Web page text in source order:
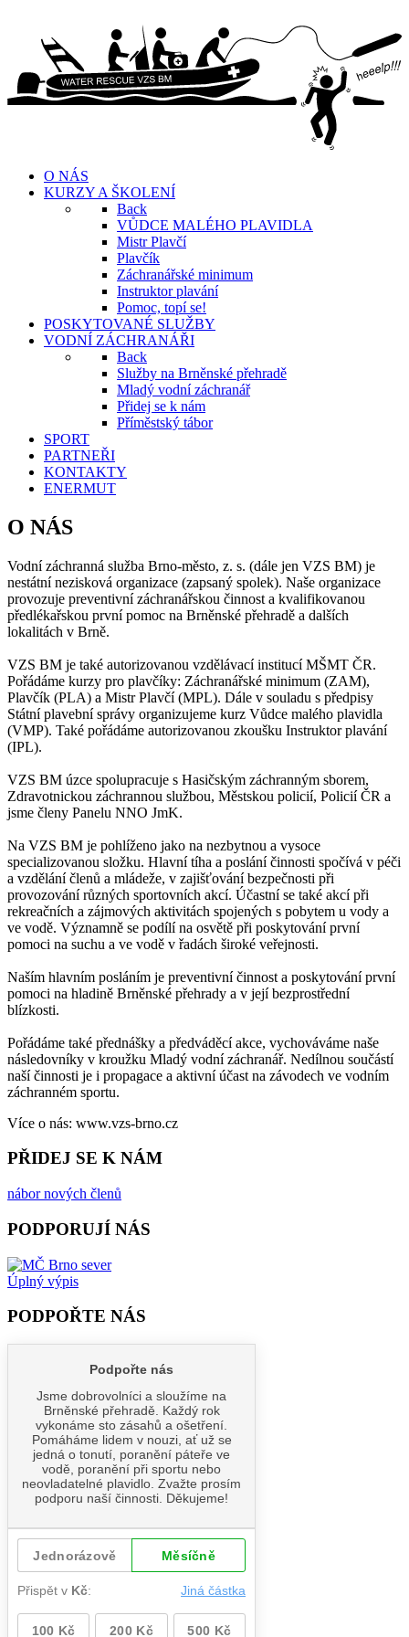
O NÁS
KURZY A ŠKOLENÍ
Back
VŮDCE MALÉHO PLAVIDLA
Mistr Plavčí
Plavčík
Záchranářské minimum
Instruktor plavání
Pomoc, topí se!
POSKYTOVANÉ SLUŽBY
VODNÍ ZÁCHRANÁŘI
Back
Služby na Brněnské přehradě
Mladý vodní záchranář
Přidej se k nám
Příměstský tábor
SPORT
PARTNEŘI
KONTAKTY
ENERMUT
O NÁS
Vodní záchranná služba Brno-město, z. s. (dále jen VZS BM) je
nestátní nezisková organizace (zapsaný spolek). Naše organizace
provozuje preventivní záchranářskou činnost a kvalifikovanou
předlékařskou první pomoc na Brněnské přehradě a dalších
lokalitách v Brně.
VZS BM je také autorizovanou vzdělávací institucí MŠMT ČR.
Pořádáme kurzy pro plavčíky: Záchranářské minimum (ZAM),
Plavčík (PLA) a Mistr Plavčí (MPL). Dále v souladu s předpisy
Státní plavební správy organizujeme kurz Vůdce malého plavidla
(VMP). Také pořádáme autorizovanou zkoušku Instruktor plavání
(IPL).
VZS BM úzce spolupracuje s Hasičským záchranným sborem,
Zdravotnickou záchrannou službou, Městskou policií, Policií ČR a
jsme členy Panelu NNO JmK.
Na VZS BM je pohlíženo jako na nezbytnou a vysoce
specializovanou složku. Hlavní tíha a poslání činnosti spočívá v péči
a vzdělání členů a mládeže, v zajišťování bezpečnosti při
provozování různých sportovních akcí. Účastní se také akcí při
rekreačních a zájmových aktivitách spojených s pobytem u vody a
ve vodě. Významně se podílí na osvětě při poskytování první
pomoci na suchu a ve vodě v řadách široké veřejnosti.
Naším hlavním posláním je preventivní činnost a poskytování první
pomoci na hladině Brněnské přehrady a v její bezprostřední
blízkosti.
Pořádáme také přednášky a předváděcí akce, vychováváme naše
následovníky v kroužku Mladý vodní záchranář. Nedílnou součástí
naší činnosti je i propagace a aktivní účast na závodech ve vodním
záchranném sportu.
Více o nás: www.vzs-brno.cz
PŘIDEJ SE K NÁM
nábor nových členů
PODPORUJÍ NÁS
Úplný výpis
PODPOŘTE NÁS